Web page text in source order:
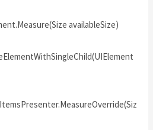
availableSize)